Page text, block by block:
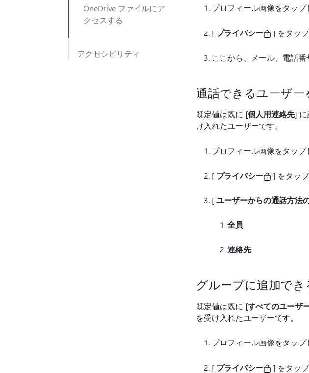
OneDrive ファイルにア
クセスする
アクセシビリティ
プロフィール画像をタップ
[ プライバシー ] をタッ
ここから、メール、電話
通話できるユーザー
既定値は既に [個人用連絡先] に
け入れたユーザーです。
プロフィール画像をタップ
[ プライバシー ] をタップ
[ユーザーからの通話方法
全員
連絡先
グループに追加で
既定値は既に [すべてのユーザ
を受け入れたユーザーです。
プロフィール画像をタップ
[ プライバシー ] をタップ